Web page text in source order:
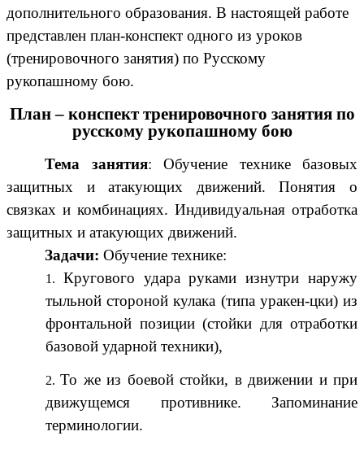
дополнительного образования. В настоящей работе
представлен план-конспект одного из уроков
(тренировочного занятия) по Русскому
рукопашному бою.
План – конспект тренировочного занятия по
русскому рукопашному бою
Тема занятия: Обучение технике базовых
защитных и атакующих движений. Понятия о
связках и комбинациях. Индивидуальная отработка
защитных и атакующих движений.
Задачи: Обучение технике:
Кругового удара руками изнутри наружу
тыльной стороной кулака (типа уракен-цки) из
фронтальной позиции (стойки для отработки
базовой ударной техники),
То же из боевой стойки, в движении и при
движущемся противнике. Запоминание
терминологии.